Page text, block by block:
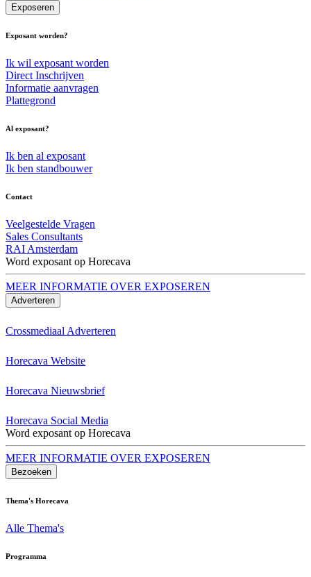
Exposeren
Exposant worden?
Ik wil exposant worden
Direct Inschrijven
Informatie aanvragen
Plattegrond
Al exposant?
Ik ben al exposant
Ik ben standbouwer
Contact
Veelgestelde Vragen
Sales Consultants
RAI Amsterdam
Word exposant op Horecava
MEER INFORMATIE OVER EXPOSEREN
Adverteren
Crossmediaal Adverteren
Horecava Website
Horecava Nieuwsbrief
Horecava Social Media
Word exposant op Horecava
MEER INFORMATIE OVER EXPOSEREN
Bezoeken
Thema's Horecava
Alle Thema's
Programma